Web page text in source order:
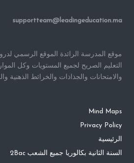
supportteam@leadingeducation.ma
موقع المدرسة الرائدة الموقع الرسمي
التعليم الصريح لجميع المستويات وكل
والامتحانات والجذاذات والخرائط الذهنية
Mind Maps
Privacy Policy
الرئيسية
السنة الثانية بكالوريا جميع الشعب 2Bac